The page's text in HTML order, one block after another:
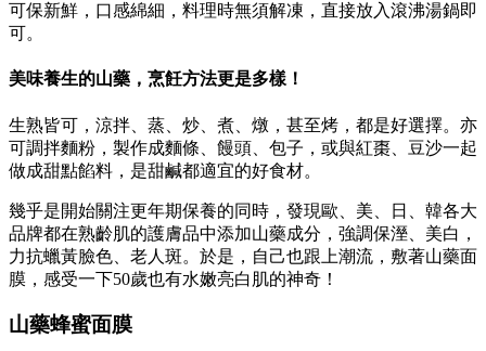
可保新鮮，口感綿細，料理時無須解凍，直接放入滾沸湯鍋即
可。
美味養生的山藥，烹飪方法更是多樣！
生熟皆可，涼拌、蒸、炒、煮、燉，甚至烤，都是好選擇。亦
可調拌麵粉，製作成麵條、饅頭、包子，或與紅棗、豆沙一起
做成甜點餡料，是甜鹹都適宜的好食材。
幾乎是開始關注更年期保養的同時，發現歐、美、日、韓各大
品牌都在熟齡肌的護膚品中添加山藥成分，強調保溼、美白，
力抗蠟黃臉色、老人斑。於是，自己也跟上潮流，敷著山藥面
膜，感受一下50歲也有水嫩亮白肌的神奇！
山藥蜂蜜面膜